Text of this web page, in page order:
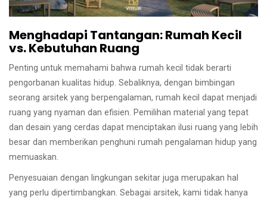
Menghadapi Tantangan: Rumah Kecil
vs. Kebutuhan Ruang
Penting untuk memahami bahwa rumah kecil tidak berarti
pengorbanan kualitas hidup. Sebaliknya, dengan bimbingan
seorang arsitek yang berpengalaman, rumah kecil dapat menjadi
ruang yang nyaman dan efisien. Pemilihan material yang tepat
dan desain yang cerdas dapat menciptakan ilusi ruang yang lebih
besar dan memberikan penghuni rumah pengalaman hidup yang
memuaskan.
Penyesuaian dengan lingkungan sekitar juga merupakan hal
yang perlu dipertimbangkan. Sebagai arsitek, kami tidak hanya